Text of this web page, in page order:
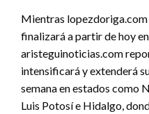
Mientras lopezdoriga.com
finalizará a partir de hoy
aristeguinoticias.com
intensificará y extenderá
semana en estados como
Luis Potosí e Hidalgo,